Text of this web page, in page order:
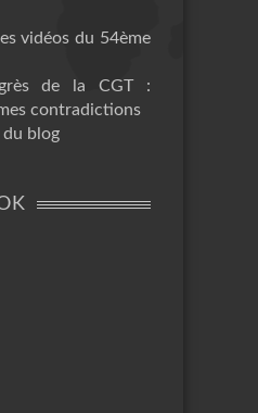
vidéos du 54ème
de la CGT :
contradictions
du blog